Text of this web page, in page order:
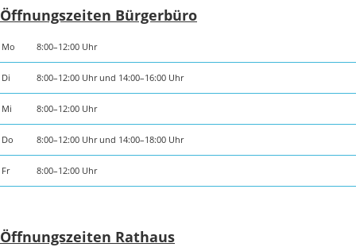
Öffnungszeiten Bürgerbüro
Mo 8:00–12:00 Uhr
Di 8:00–12:00 Uhr und 14:00–16:00 Uhr
Mi 8:00–12:00 Uhr
Do 8:00–12:00 Uhr und 14:00–18:00 Uhr
Fr 8:00–12:00 Uhr
Öffnungszeiten Rathaus